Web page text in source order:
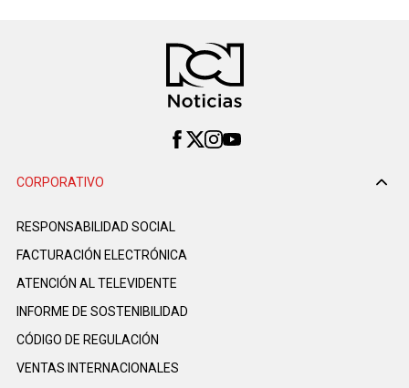
CORPORATIVO
RESPONSABILIDAD SOCIAL
FACTURACIÓN ELECTRÓNICA
ATENCIÓN AL TELEVIDENTE
INFORME DE SOSTENIBILIDAD
CÓDIGO DE REGULACIÓN
VENTAS INTERNACIONALES